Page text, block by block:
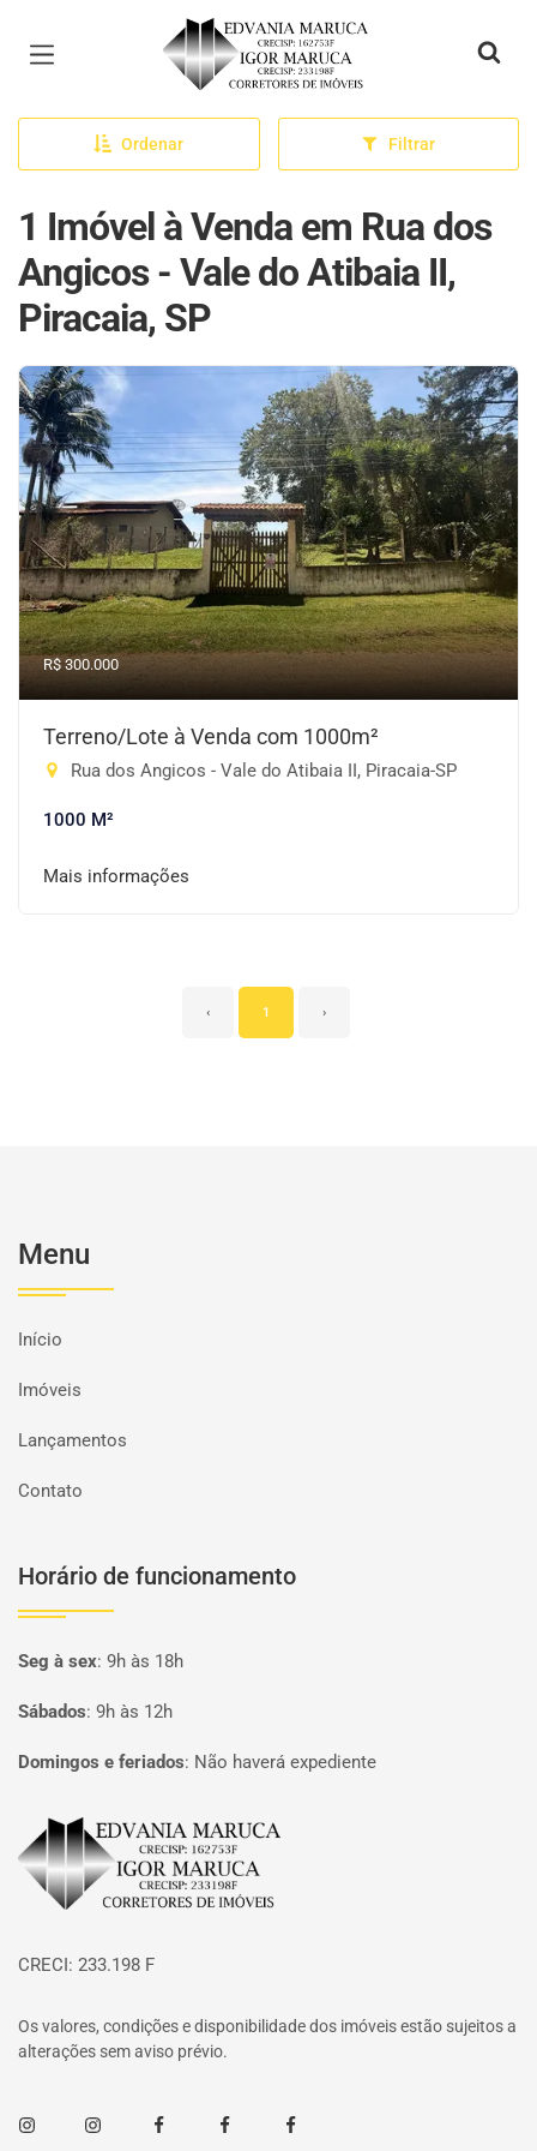
Página inicial
Ordenar Filtrar
1 Imóvel à Venda em Rua dos
Angicos - Vale do Atibaia II,
Piracaia, SP
R$ 300.000
Terreno/Lote à Venda com 1000m²
Rua dos Angicos - Vale do Atibaia II, Piracaia-SP
1000 M²
Mais informações
‹ 1 ›
Menu
Início
Imóveis
Lançamentos
Contato
Horário de funcionamento
Seg à sex: 9h às 18h
Sábados: 9h às 12h
Domingos e feriados: Não haverá expediente
Página inicial
CRECI: 233.198 F
Os valores, condições e disponibilidade dos imóveis estão sujeitos a
alterações sem aviso prévio.
InstagramInstagramFacebookFacebookFacebook